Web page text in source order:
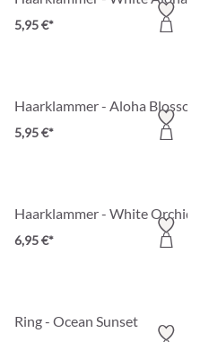
5,95 €*
Haarklammer - Aloha Blossom
5,95 €*
Haarklammer - White Orchid
6,95 €*
Ring - Ocean Sunset